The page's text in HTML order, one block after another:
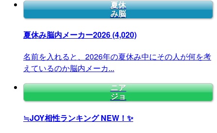
夏休
み脳
夏休み脳内メーカー2026(4,020)
名前を入れると、2026年の夏休み中にその人が何を考
えているのか脳内メーカ...
ニア
ジョ
≒JOY相性ランキングNEW！✨